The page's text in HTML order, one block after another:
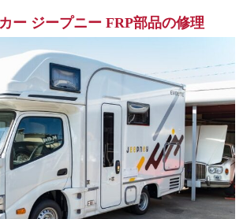
ー ジープニー FRP部品の修理